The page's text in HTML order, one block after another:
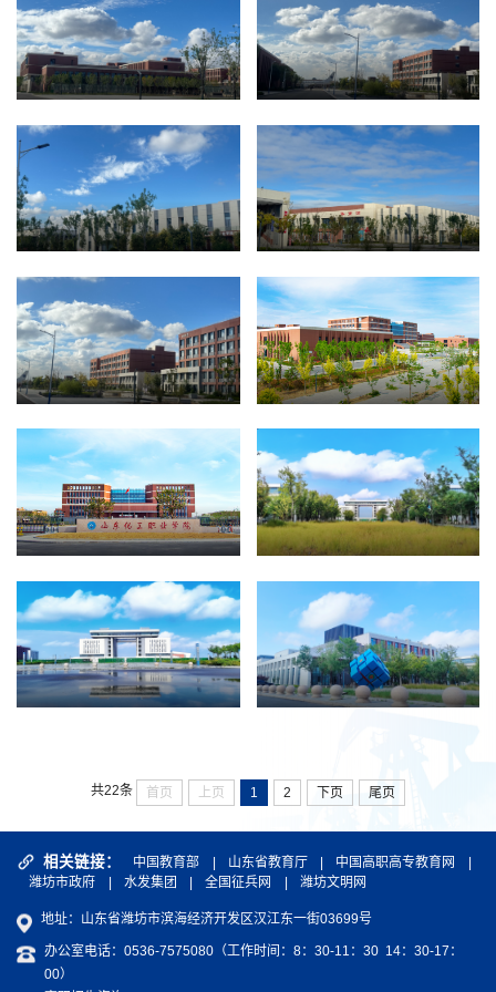
共22条 首页 上页 1 2 下页 尾页
相关链接： 中国教育部 | 山东省教育厅 | 中国高职高专教育网
|
潍坊市政府
| 水发集团 | 全国征兵网 | 潍坊文明网
地址：山东省潍坊市滨海经济开发区汉江东一街03699号
办公室电话：0536-7575080（工作时间：8：30-11：30 14：30-17：
00）